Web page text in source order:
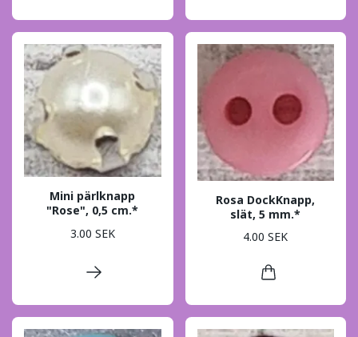
Mini pärlknapp
"Rose", 0,5 cm.*
3.00 SEK
Rosa DockKnapp,
slät, 5 mm.*
4.00 SEK